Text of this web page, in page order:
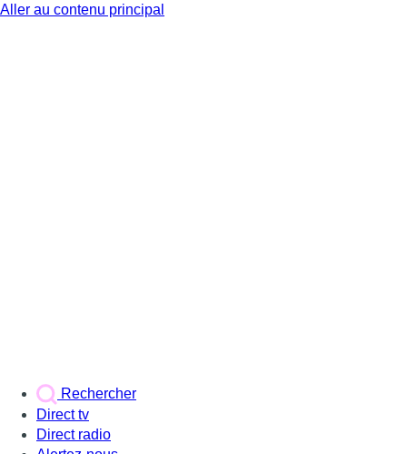
Aller au contenu principal
Rechercher
Direct tv
Direct radio